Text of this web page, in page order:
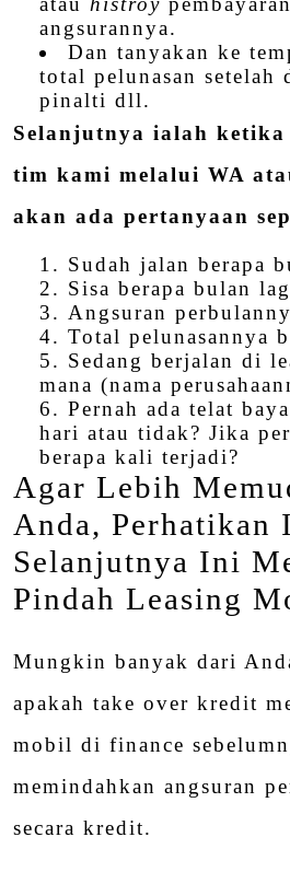
angsurannya.
Dan tanyakan ke
total pelunasan setelah
pinalti dll.
Selanjutnya ialah
tim kami melalui WA
akan ada pertanyaan
Sudah jalan berapa
Sisa berapa bulan
Angsuran
Total pelunasannya
Sedang berjalan di
mana (nama
Pernah ada telat
hari atau tidak? Jika
berapa kali terjadi?
Agar Lebih
Anda, Perhatikan
Selanjutnya Ini
Pindah Leasing
Mungkin banyak dari
apakah take over kredit
mobil di finance
memindahkan angsuran
secara kredit.